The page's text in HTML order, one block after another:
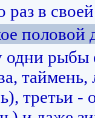
раз в
одни рыбы
таймень,
третьи